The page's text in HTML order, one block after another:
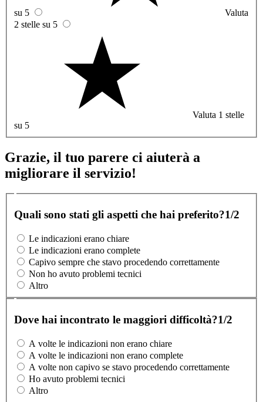
su 5
Valuta
2 stelle su 5
Valuta 1 stelle
su 5
Grazie, il tuo parere ci aiuterà a
migliorare il servizio!
Quali sono stati gli aspetti che hai preferito?1/2
Le indicazioni erano chiare
Le indicazioni erano complete
Capivo sempre che stavo procedendo correttamente
Non ho avuto problemi tecnici
Altro
Dove hai incontrato le maggiori difficoltà?1/2
A volte le indicazioni non erano chiare
A volte le indicazioni non erano complete
A volte non capivo se stavo procedendo correttamente
Ho avuto problemi tecnici
Altro